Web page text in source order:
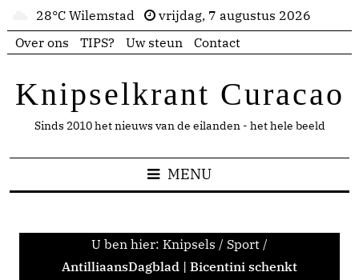
28°C Wilemstad
vrijdag, 7 augustus 2026
Over ons
TIPS? Uw steun Contact
Knipselkrant Curacao
Sinds 2010 het nieuws van de eilanden - het hele beeld
MENU
U ben hier: Knipsels / Sport /
AntilliaansDagblad | Bicentini schenkt